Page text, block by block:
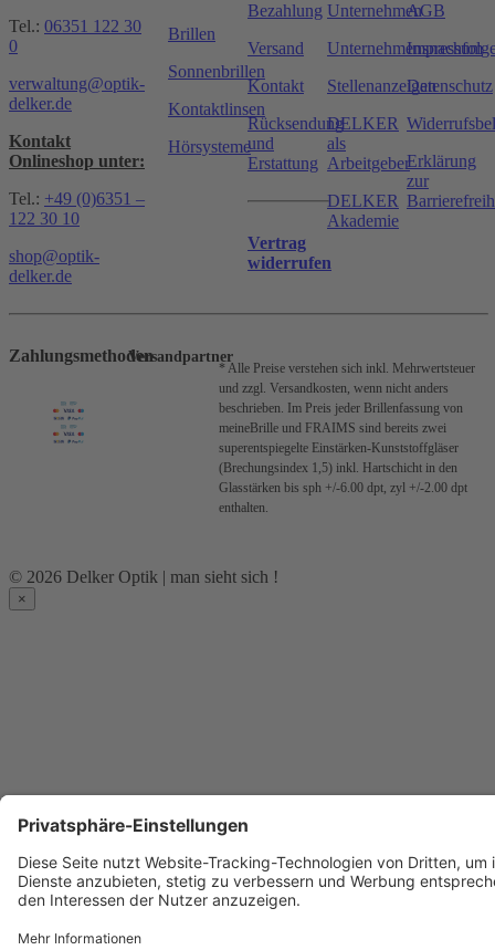
Tel.: 06351 122 30
0
verwaltung@optik-
delker.de
Kontakt
Onlineshop unter:
Tel.: +49 (0)6351 –
122 30 10
shop@optik-
delker.de
Brillen
Sonnenbrillen
Kontaktlinsen
Hörsysteme
Bezahlung
Versand
Kontakt
Rücksendung
und
Erstattung
Vertrag
widerrufen
Unternehmen
Stellenanzeigen
DELKER
als
Arbeitgeber
DELKER
Akademie
AGB
Impressum
Datenschutz
Erklärung
zur
ZahlungsmethodenVersandpartner
* Alle Preise verstehen sich inkl. Mehrwertsteuer
und zzgl. Versandkosten, wenn nicht anders
beschrieben. Im Preis jeder Brillenfassung von
meineBrille und FRAIMS sind bereits zwei
superentspiegelte Einstärken-Kunststoffgläser
(Brechungsindex 1,5) inkl. Hartschicht in den
Glasstärken bis sph +/-6.00 dpt, zyl +/-2.00 dpt
enthalten.
© 2026 Delker Optik | man sieht sich !
×